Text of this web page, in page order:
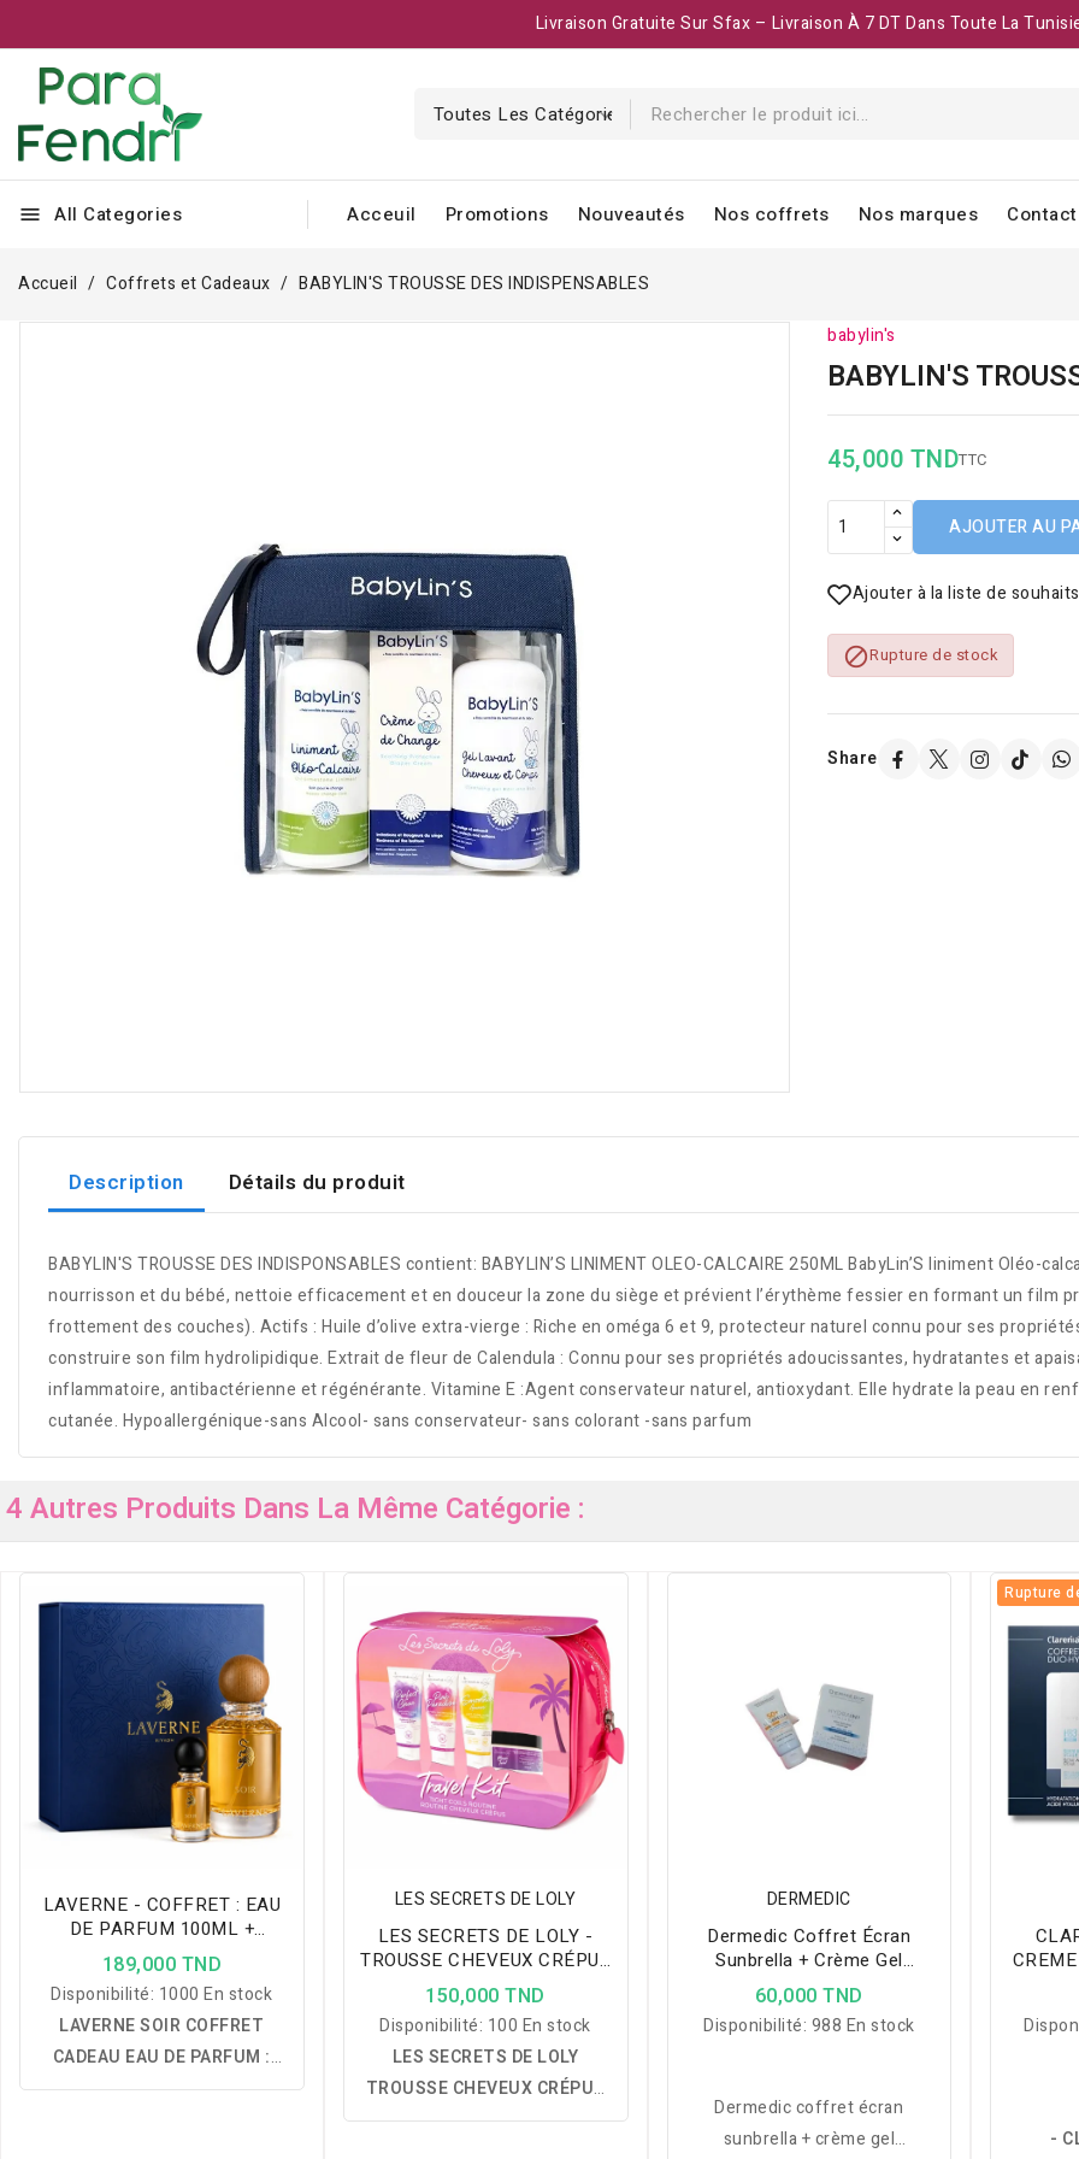
Livraison Gratuite Sur Sfax – Livraison À 7 DT Dans Toute La
menu All Categories Acceuil Promotions Nouveautés Nos coffrets Nos marques
Accueil Coffrets et Cadeaux BABYLIN'S TROUSSE DES INDISPENSABLES
babylin's
BABYLIN'S
45,000 TNDTTC
AJOUTER AU
Ajouter à la liste de souhaits
Rupture de stock
Share
Description Détails du produit
BABYLIN'S TROUSSE DES INDISPONSABLES contient: BABYLIN’S LINIMENT OLEO-CALCAIRE 250ML BabyLin’S liniment
nourrisson et du bébé, nettoie efficacement et en douceur la zone du siège et prévient l’érythème fessier en formant un film
frottement des couches). Actifs : Huile d’olive extra-vierge : Riche en oméga 6 et 9, protecteur naturel connu pour ses
construire son film hydrolipidique. Extrait de fleur de Calendula : Connu pour ses propriétés adoucissantes, hydratantes et
inflammatoire, antibactérienne et régénérante. Vitamine E :Agent conservateur naturel, antioxydant. Elle hydrate la peau en
cutanée. Hypoallergénique-sans Alcool- sans conservateur- sans colorant -sans parfum
4 Autres Produits Dans La Même Catégorie :
LAVERNE - COFFRET : EAU
DE PARFUM 100ML +
FORMAT VOYAGE 10ML -
SOIR
189,000 TND
Disponibilité: 1000 En stock
LAVERNE SOIR COFFRET
CADEAU EAU DE PARFUM :
une fragrance unisexe ambrée
LES SECRETS DE LOLY
LES SECRETS DE LOLY -
TROUSSE CHEVEUX CRÉPUS
FORMAT VOYAGE
150,000 TND
Disponibilité: 100 En stock
LES SECRETS DE LOLY
TROUSSE CHEVEUX CRÉPUS
– FORMAT VOYAGE :une
DERMEDIC
Dermedic Coffret Écran
Sunbrella + Crème Gel
Hydratante
60,000 TND
Disponibilité: 988 En stock
Dermedic coffret écran
sunbrella + crème gel
Rupture
-